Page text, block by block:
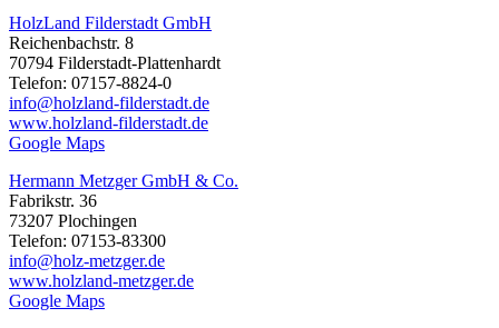
HolzLand Filderstadt GmbH
Reichenbachstr. 8
70794 Filderstadt-Plattenhardt
Telefon: 07157-8824-0
info@holzland-filderstadt.de
www.holzland-filderstadt.de
Google Maps
Hermann Metzger GmbH & Co.
Fabrikstr. 36
73207 Plochingen
Telefon: 07153-83300
info@holz-metzger.de
www.holzland-metzger.de
Google Maps